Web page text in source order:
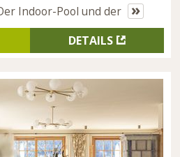
Indoor-Pool und der
»
DETAILS